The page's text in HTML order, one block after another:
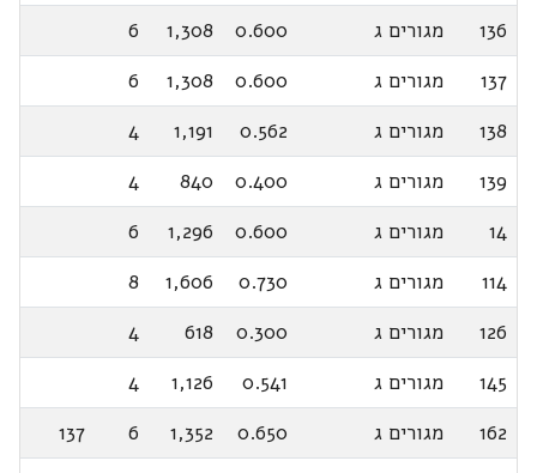
136 מגורים ג 0.600
1,308
6
137
מגורים ג 0.600
1,308
6
138
מגורים ג 0.562
1,191
4
139
מגורים ג 0.400
840
4
14
מגורים ג 0.600
1,296
6
114
מגורים ג 0.730
1,606
8
126
מגורים ג 0.300
618
4
145
מגורים ג 0.541
1,126
4
162
מגורים ג 0.650
1,352
6
137